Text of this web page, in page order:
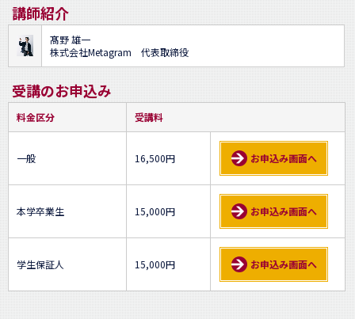
講師紹介
髙野 雄一
株式会社Metagram 代表取締役
受講のお申込み
料金区分 受講料
一般 16,500円 お申込み画面へ
本学卒業生 15,000円 お申込み画面へ
学生保証人 15,000円 お申込み画面へ